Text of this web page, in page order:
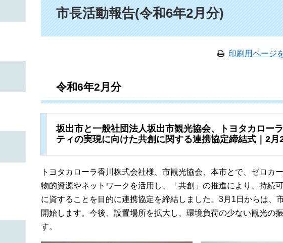
市長活動報告(令和6年2月分)
印刷用ページ
令和6年2月分
坂出市と一般社団法人坂出市観光協会、トヨタカロー
ティの実現に向けた共創に関する連携協定締結式｜2月
トヨタカローラ香川株式会社様、市観光協会、本市とで、ゼロカ
物的資源やネットワークを活用し、「共創」の推進により、持続
に資することを目的に連携協定を締結しました。3月1日からは、
開始します。今後、設置場所を拡大し、環境負荷の少ない観光の
す。